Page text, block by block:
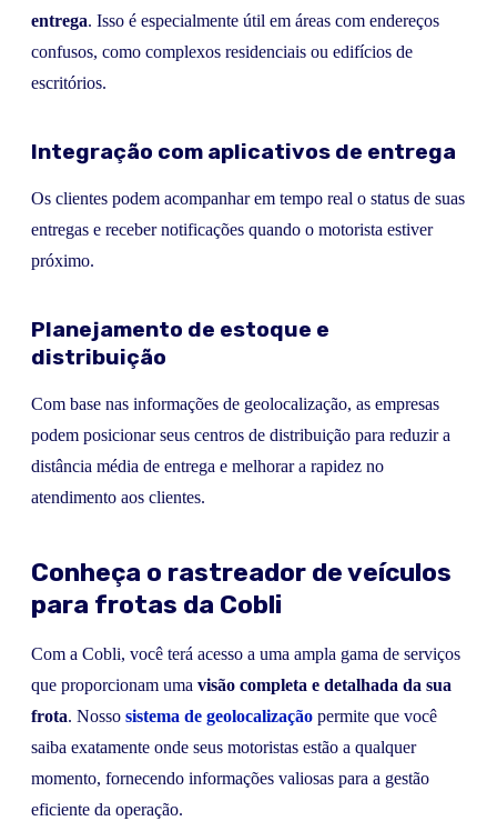
entrega. Isso é especialmente útil em áreas com endereços
confusos, como complexos residenciais ou edifícios de
escritórios.
Integração com aplicativos de entrega
Os clientes podem acompanhar em tempo real o status de suas
entregas e receber notificações quando o motorista estiver
próximo.
Planejamento de estoque e
distribuição
Com base nas informações de geolocalização, as empresas
podem posicionar seus centros de distribuição para reduzir a
distância média de entrega e melhorar a rapidez no
atendimento aos clientes.
Conheça o rastreador de veículos
para frotas da Cobli
Com a Cobli, você terá acesso a uma ampla gama de serviços
que proporcionam uma visão completa e detalhada da sua
frota. Nosso sistema de geolocalização permite que você
saiba exatamente onde seus motoristas estão a qualquer
momento, fornecendo informações valiosas para a gestão
eficiente da operação.